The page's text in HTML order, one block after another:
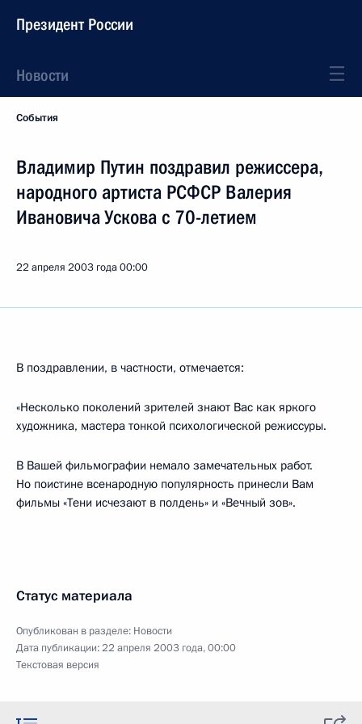
Президент России
Новости
События
Владимир Путин поздравил режиссера,
народного артиста РСФСР Валерия
Ивановича Ускова с 70-летием
22 апреля 2003 года00:00
В поздравлении, в частности, отмечается:
«Несколько поколений зрителей знают Вас как яркого
художника, мастера тонкой психологической режиссуры.
В Вашей фильмографии немало замечательных работ.
Но поистине всенародную популярность принесли Вам
фильмы «Тени исчезают в полдень» и «Вечный зов».
Статус материала
Опубликован в разделе: Новости
Дата публикации:22 апреля 2003 года, 00:00
Текстовая версия